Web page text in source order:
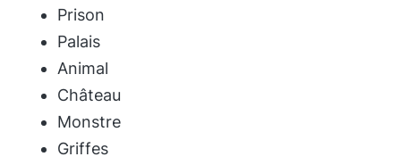
Prison
Palais
Animal
Château
Monstre
Griffes